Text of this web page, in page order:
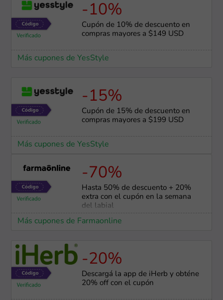
-10%
Cupón de 10% de descuento en
compras mayores a $149 USD
Más cupones de YesStyle
-15%
Cupón de 15% de descuento en
compras mayores a $199 USD
Más cupones de YesStyle
-70%
Hasta 50% de descuento + 20%
extra con el cupón en la semana
del labial
Más cupones de Farmaonline
-20%
Descargá la app de iHerb y obténe
20% off con el cupón